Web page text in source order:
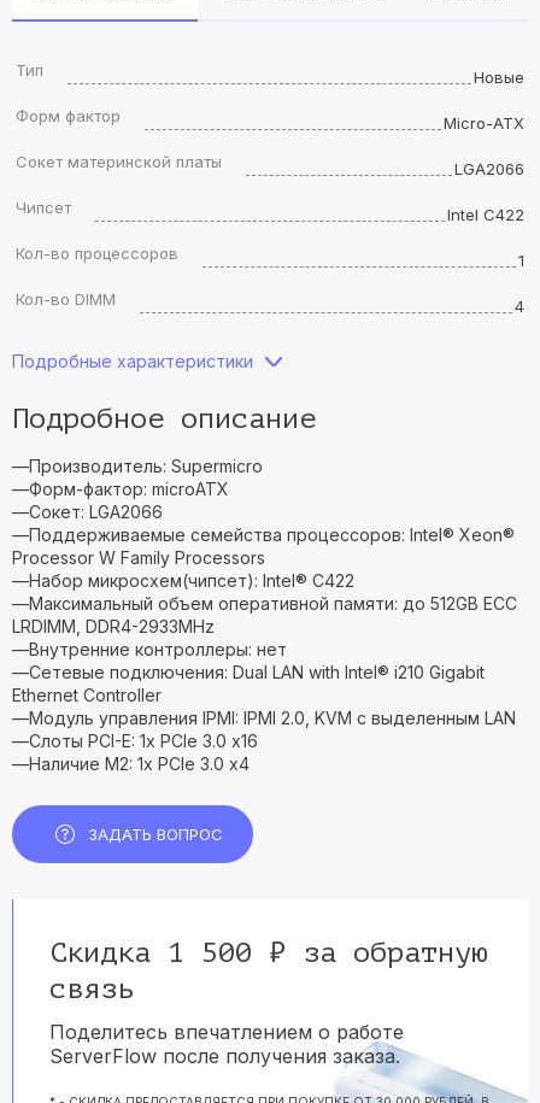
Тип
Новые
Форм фактор
Micro-ATX
Сокет материнской платы
LGA2066
Чипсет
Intel C422
Кол-во процессоров
1
Кол-во DIMM
4
Подробные характеристики
Подробное описание
—Производитель: Supermicro
—Форм-фактор: microATX
—Сокет: LGA2066
—Поддерживаемые семейства процессоров: Intel® Xeon®
Processor W Family Processors
—Набор микросхем(чипсет): Intel® C422
—Максимальный объем оперативной памяти: до 512GB ECC
LRDIMM, DDR4-2933MHz
—Внутренние контроллеры: нет
—Сетевые подключения: Dual LAN with Intel® i210 Gigabit
Ethernet Controller
—Модуль управления IPMI: IPMI 2.0, KVM с выделенным LAN
—Слоты PCI-E: 1x PCIe 3.0 x16
—Наличие M2: 1x PCIe 3.0 x4
ЗАДАТЬ ВОПРОС
Скидка 1 500 ₽ за обратную
связь
Поделитесь впечатлением о работе
ServerFlow после получения заказа.